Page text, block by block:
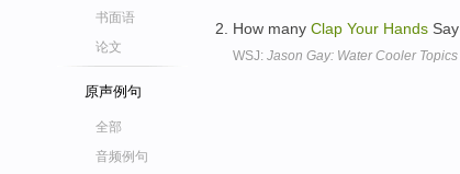
书面语
论文
原声例句
全部
音频例句
How many Clap Your Hands
WSJ: Jason Gay: Water Cooler